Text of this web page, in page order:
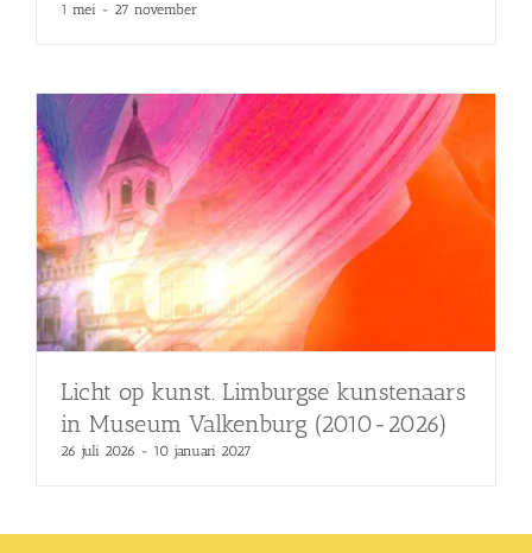
1 mei - 27 november
Licht op kunst. Limburgse kunstenaars
in Museum Valkenburg (2010-2026)
26 juli 2026 - 10 januari 2027